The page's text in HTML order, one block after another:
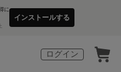
に
インストールする
ログイン